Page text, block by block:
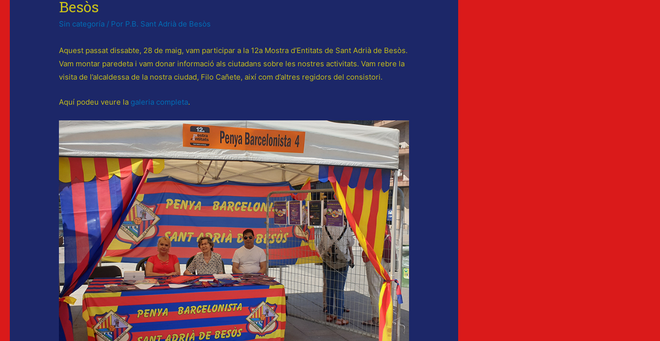
Besòs
Sin categoría / Por P.B. Sant Adrià de Besòs
Aquest passat dissabte, 28 de maig, vam participar a la 12a Mostra d’Entitats de Sant Adrià de Besòs.
Vam montar paredeta i vam donar informació als ciutadans sobre les nostres activitats. Vam rebre la
visita de l’alcaldessa de la nostra ciudad, Filo Cañete, així com d’altres regidors del consistori.
Aquí podeu veure la galeria completa.